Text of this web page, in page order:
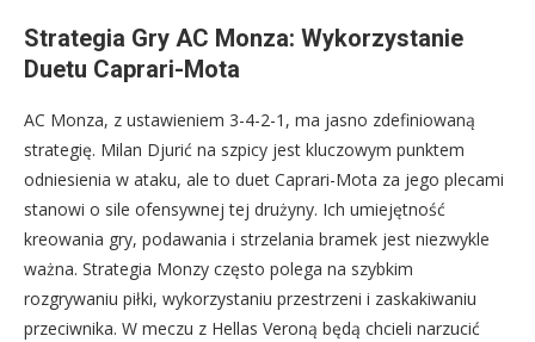
Strategia Gry AC Monza: Wykorzystanie
Duetu Caprari-Mota
AC Monza, z ustawieniem 3-4-2-1, ma jasno zdefiniowaną
strategię. Milan Djurić na szpicy jest kluczowym punktem
odniesienia w ataku, ale to duet Caprari-Mota za jego plecami
stanowi o sile ofensywnej tej drużyny. Ich umiejętność
kreowania gry, podawania i strzelania bramek jest niezwykle
ważna. Strategia Monzy często polega na szybkim
rozgrywaniu piłki, wykorzystaniu przestrzeni i zaskakiwaniu
przeciwnika. W meczu z Hellas Veroną będą chcieli narzucić